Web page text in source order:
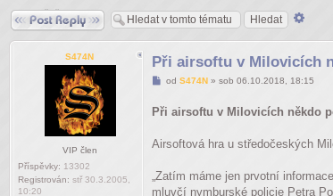
Odpovědět
S474N
VIP člen
Příspěvky: 13302
Registrován: stř 30.3.2005,
10:20
Při airsoftu v Milovicích
Příspěvek
od S474N» sob 06.10.2018, 18:15
Při airsoftu v Milovicích někdo
Airsoftová hra u středočeských
„Zatím máme jen prvotní
mluvčí nymburské policie Petra